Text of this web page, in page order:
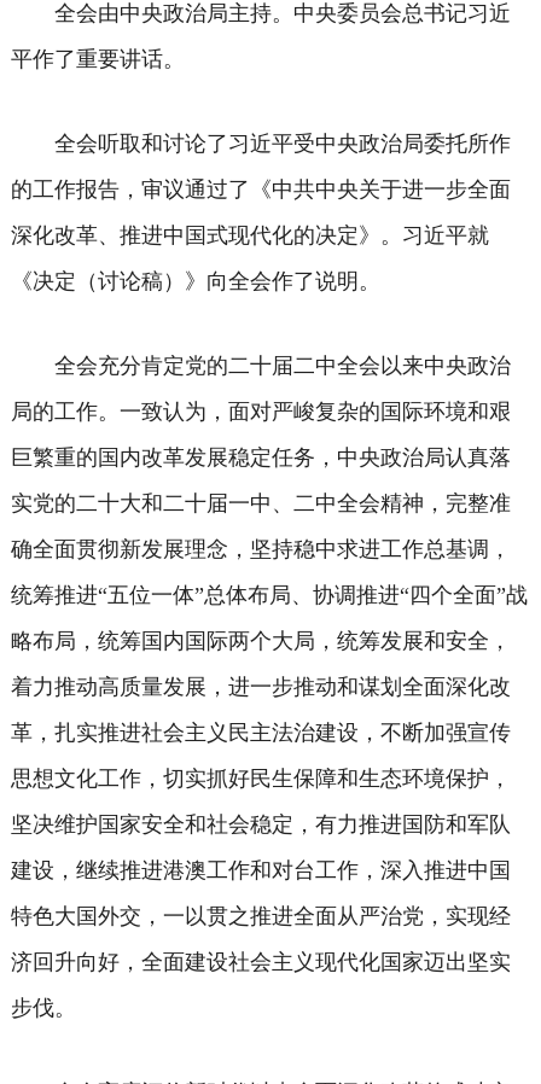
全会由中央政治局主持。中央委员会总书记习近
平作了重要讲话。
全会听取和讨论了习近平受中央政治局委托所作
的工作报告，审议通过了《中共中央关于进一步全面
深化改革、推进中国式现代化的决定》。习近平就
《决定（讨论稿）》向全会作了说明。
全会充分肯定党的二十届二中全会以来中央政治
局的工作。一致认为，面对严峻复杂的国际环境和艰
巨繁重的国内改革发展稳定任务，中央政治局认真落
实党的二十大和二十届一中、二中全会精神，完整准
确全面贯彻新发展理念，坚持稳中求进工作总基调，
统筹推进“五位一体”总体布局、协调推进“四个全面”战
略布局，统筹国内国际两个大局，统筹发展和安全，
着力推动高质量发展，进一步推动和谋划全面深化改
革，扎实推进社会主义民主法治建设，不断加强宣传
思想文化工作，切实抓好民生保障和生态环境保护，
坚决维护国家安全和社会稳定，有力推进国防和军队
建设，继续推进港澳工作和对台工作，深入推进中国
特色大国外交，一以贯之推进全面从严治党，实现经
济回升向好，全面建设社会主义现代化国家迈出坚实
步伐。